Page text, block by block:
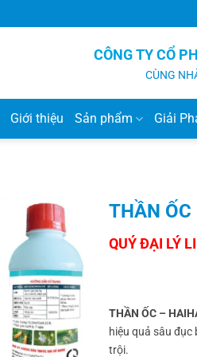
CÔNG TY CỔ
CÙNG
Giới thiệu Sản phẩm Giải
THẦN
THẦN ỐC –
hiệu quả sâu
trội.